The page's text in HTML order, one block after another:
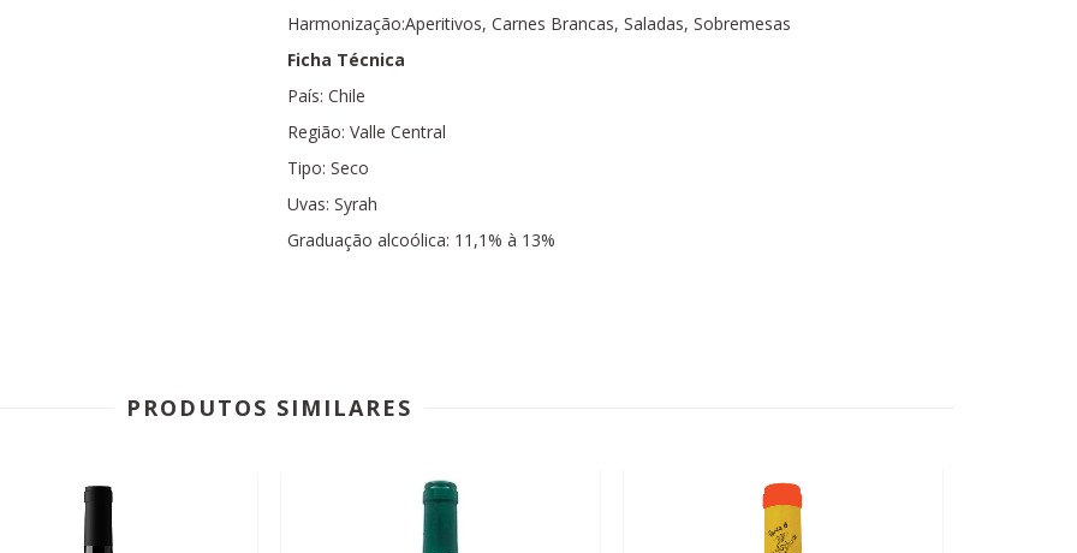
Harmonização:Aperitivos, Carnes Brancas, Saladas, Sobremesas
Ficha Técnica
País: Chile
Região: Valle Central
Tipo: Seco
Uvas: Syrah
Graduação alcoólica: 11,1% à 13%
PRODUTOS SIMILARES